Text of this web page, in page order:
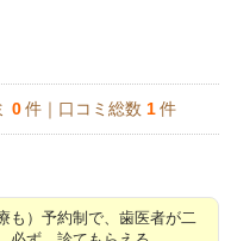
0 件｜口コミ総数 1 件
も）予約制で、歯医者が二